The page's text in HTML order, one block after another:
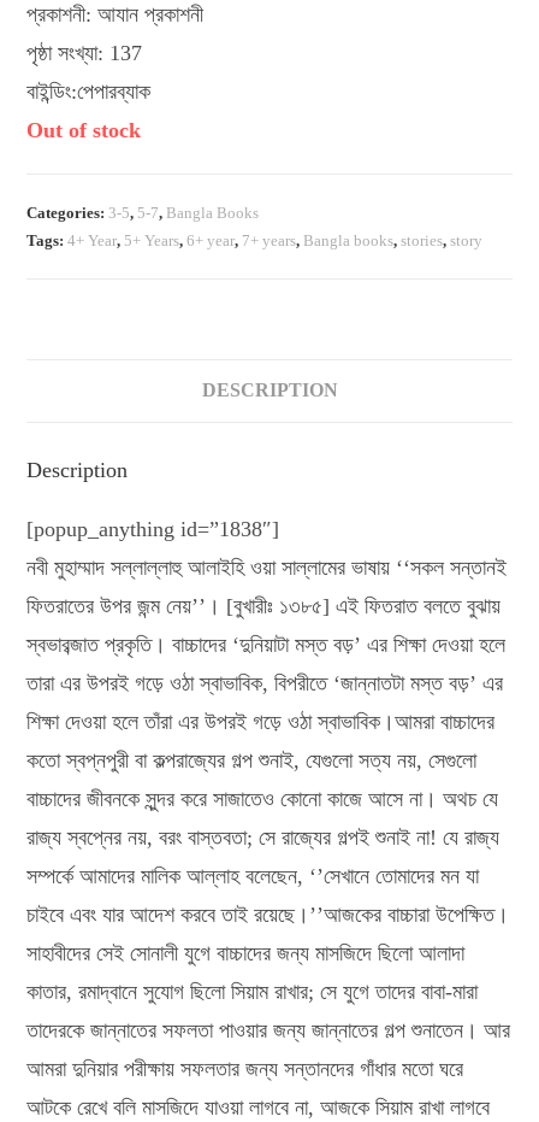
প্রকাশনী: আযান প্রকাশনী
পৃষ্ঠা সংখ্যা: 137
বাইন্ডিং:পেপারব্যাক
Out of stock
Categories:3-5, 5-7, Bangla Books
Tags:4+ Year, 5+ Years,6+ year, 7+ years, Bangla books,stories,story
DESCRIPTION
Description
[popup_anything id=”1838″]
নবী মুহাম্মাদ সল্লাল্লাহু আলাইহি ওয়া সাল্লামের ভাষায় ‘‘সকল সন্তানই
ফিতরাতের উপর জন্ম নেয়’’। [বুখারীঃ ১৩৮৫] এই ফিতরাত বলতে বুঝায়
স্বভাবব্জাত প্রকৃতি। বাচ্চাদের ‘দুনিয়াটা মস্ত বড়’ এর শিক্ষা দেওয়া হলে
তারা এর উপরই গড়ে ওঠা স্বাভাবিক, বিপরীতে ‘জান্নাতটা মস্ত বড়’ এর
শিক্ষা দেওয়া হলে তাঁরা এর উপরই গড়ে ওঠা স্বাভাবিক।আমরা বাচ্চাদের
কতো স্বপ্নপুরী বা কল্পরাজ্যের গল্প শুনাই, যেগুলো সত্য নয়, সেগুলো
বাচ্চাদের জীবনকে সুন্দর করে সাজাতেও কোনো কাজে আসে না। অথচ যে
রাজ্য স্বপ্নের নয়, বরং বাস্তবতা; সে রাজ্যের গল্পই শুনাই না! যে রাজ্য
সম্পর্কে আমাদের মালিক আল্লাহ বলেছেন, ‘’সেখানে তোমাদের মন যা
চাইবে এবং যার আদেশ করবে তাই রয়েছে।’’আজকের বাচ্চারা উপেক্ষিত।
সাহাবীদের সেই সোনালী যুগে বাচ্চাদের জন্য মাসজিদে ছিলো আলাদা
কাতার, রমাদ্বানে সুযোগ ছিলো সিয়াম রাখার; সে যুগে তাদের বাবা-মারা
তাদেরকে জান্নাতের সফলতা পাওয়ার জন্য জান্নাতের গল্প শুনাতেন। আর
আমরা দুনিয়ার পরীক্ষায় সফলতার জন্য সন্তানদের গাঁধার মতো ঘরে
আটকে রেখে বলি মাসজিদে যাওয়া লাগবে না, আজকে সিয়াম রাখা লাগবে